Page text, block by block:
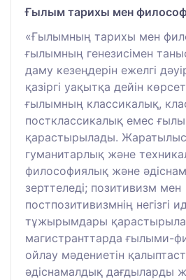
Ғылым тарихы мен
«Ғылымның тарихы мен
ғылымның генезисімен
даму кезеңдерін ежелгі
қазіргі уақытқа дейін
ғылымның классикалық,
постклассикалық емес
қарастырылады.
гуманитарлық және
философиялық және
зерттеледі; позитивизм мен
постпозитивизмнің негізгі
тұжырымдары
магистранттарда ғылыми-
ойлау мәдениетін
әдіснамалдық дағдыларды